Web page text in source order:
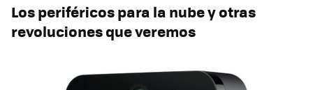
Los periféricos para la nube y otras
revoluciones que veremos